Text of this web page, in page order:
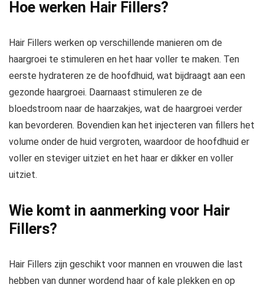
Hoe werken Hair Fillers?
Hair Fillers werken op verschillende manieren om de
haargroei te stimuleren en het haar voller te maken. Ten
eerste hydrateren ze de hoofdhuid, wat bijdraagt aan een
gezonde haargroei. Daarnaast stimuleren ze de
bloedstroom naar de haarzakjes, wat de haargroei verder
kan bevorderen. Bovendien kan het injecteren van fillers het
volume onder de huid vergroten, waardoor de hoofdhuid er
voller en steviger uitziet en het haar er dikker en voller
uitziet.
Wie komt in aanmerking voor Hair
Fillers?
Hair Fillers zijn geschikt voor mannen en vrouwen die last
hebben van dunner wordend haar of kale plekken en op